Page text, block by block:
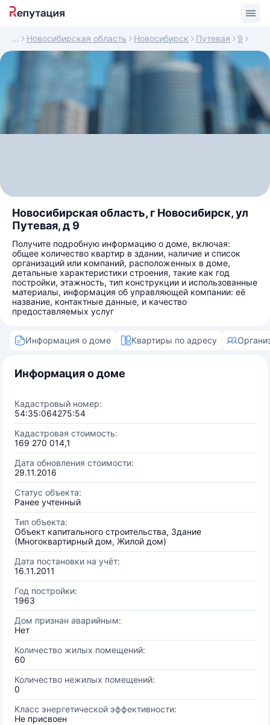
Новосибирская область Новосибирск Путевая 9
Новосибирская область, г Новосибирск, ул
Путевая, д 9
Получите подробную информацию о доме, включая:
общее количество квартир в здании, наличие и список
организаций или компаний, расположенных в доме,
детальные характеристики строения, такие как год
постройки, этажность, тип конструкции и использованные
материалы, информация об управляющей компании: её
название, контактные данные, и качество
предоставляемых услуг
Информация о доме Квартиры по адресу
Информация о доме
Кадастровый номер:
54:35:064275:54
Кадастровая стоимость:
169 270 014,1
Дата обновления стоимости:
29.11.2016
Статус объекта:
Ранее учтенный
Тип объекта:
Объект капитального строительства, Здание
(Многоквартирный дом, Жилой дом)
Дата постановки на учёт:
16.11.2011
Год постройки:
1963
Дом признан аварийным:
Нет
Количество жилых помещений:
60
Количество нежилых помещений:
0
Класс энергетической эффективности:
Не присвоен